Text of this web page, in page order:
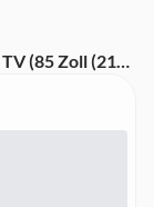
(85 Zoll (215